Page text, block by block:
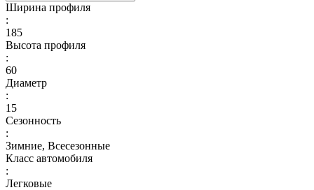
Ширина профиля
:
185
Высота профиля
:
60
Диаметр
:
15
Сезонность
:
Зимние, Всесезонные
Класс автомобиля
:
Легковые